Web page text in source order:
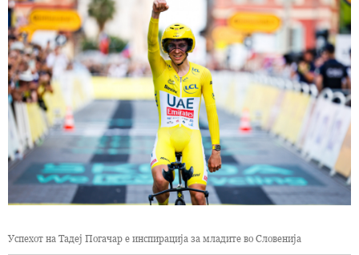
Успехот на Тадеј Погачар е инспирација за младите во Словенија